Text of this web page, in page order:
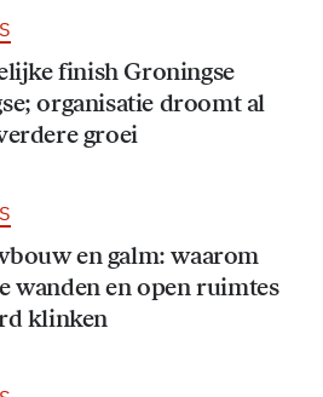
finish Groningse
organisatie droomt al
groei
en galm: waarom
wanden en open ruimtes
klinken